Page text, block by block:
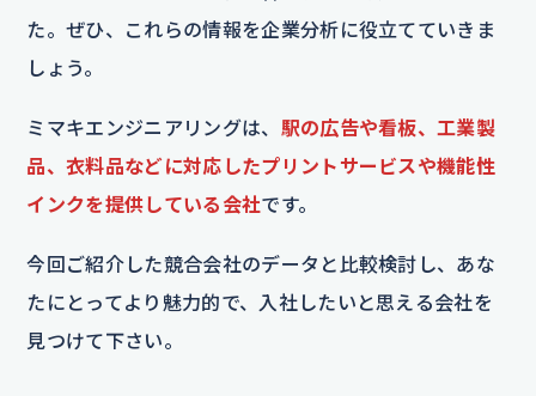
た。ぜひ、これらの情報を企業分析に役立てていきま
しょう。
ミマキエンジニアリングは、 駅の広告や看板、工業製
品、衣料品などに対応したプリントサービスや機能性
インクを提供している会社です。
今回ご紹介した競合会社のデータと比較検討し、あな
たにとってより魅力的で、入社したいと思える会社を
見つけて下さい。